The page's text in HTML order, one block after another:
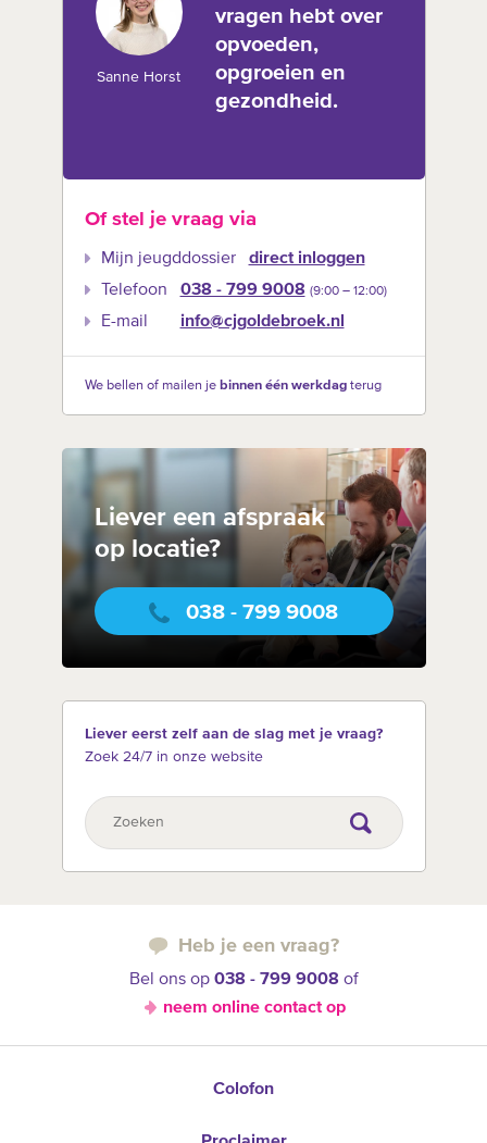
Sanne Horst
vragen hebt over
opvoeden,
opgroeien en
gezondheid.
Of stel je vraag via
Mijn jeugddossier
direct inloggen
Telefoon
038 - 799 9008 (9:00 –‍ 12:00)
E-mail info@cjgoldebroek.nl
We bellen of mailen je binnen één werkdagterug
Liever een afspraak
op locatie?
038 - 799 9008
Liever eerst zelf aan de slag met je vraag?
Zoek 24/7 in onze website
Heb je een vraag?
Bel ons op 038 - 799 9008 of
neem online contact op
Colofon